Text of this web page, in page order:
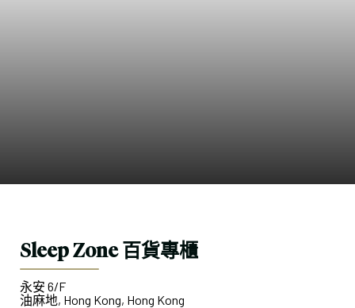
Sleep Zone 百貨專櫃
永安 6/F
油麻地, Hong Kong, Hong Kong